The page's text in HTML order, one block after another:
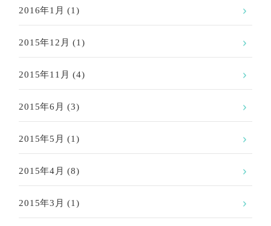
2016年1月 (1)
2015年12月 (1)
2015年11月 (4)
2015年6月 (3)
2015年5月 (1)
2015年4月 (8)
2015年3月 (1)